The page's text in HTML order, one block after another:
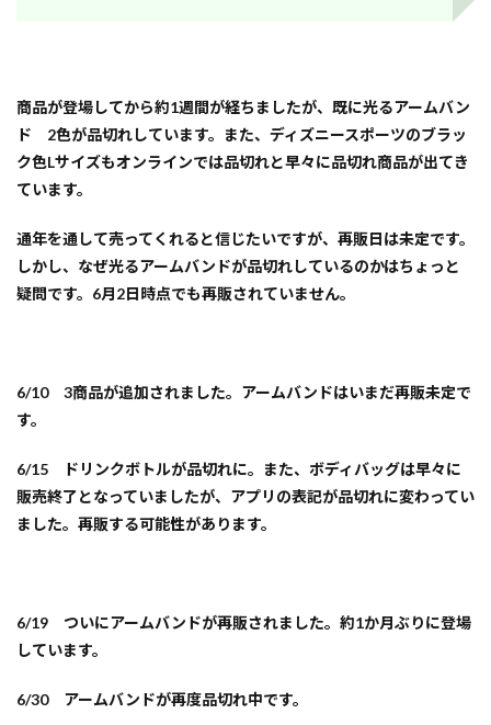
商品が登場してから約1週間が経ちましたが、既に光るアームバン
ド 2色が品切れしています。また、ディズニースポーツのブラッ
ク色Lサイズもオンラインでは品切れと早々に品切れ商品が出てき
ています。
通年を通して売ってくれると信じたいですが、再販日は未定です。
しかし、なぜ光るアームバンドが品切れしているのかはちょっと
疑問です。 6月2日時点でも再販されていません。
6/10 3商品が追加されました。アームバンドはいまだ再販未定で
す。
6/15 ドリンクボトルが品切れに。また、 ボディバッグは早々に
販売終了となっていましたが、アプリの表記が品切れに変わってい
ました。再販する可能性があります。
6/19 ついにアームバンドが再販されました。約1か月ぶりに登場
しています。
6/30 アームバンドが再度品切れ中です。